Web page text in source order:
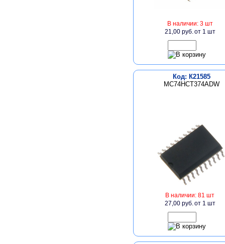
В наличии: 3 шт
21,00 руб.от 1 шт
Код: К21585
MC74HCT374ADW
В наличии: 81 шт
27,00 руб.от 1 шт